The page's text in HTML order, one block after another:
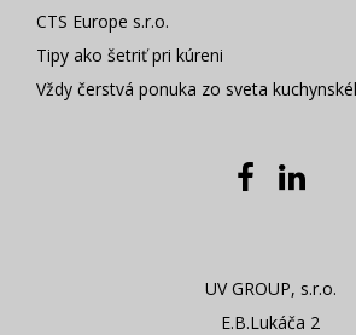
CTS Europe s.r.o.
Tipy ako šetriť pri kúreni
Vždy čerstvá ponuka zo sveta
UV GROUP, s.r.o.
E.B.Lukáča 2